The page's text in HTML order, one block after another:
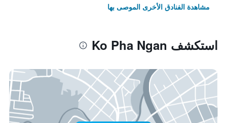
مشاهدة الفنادق الأخرى الموصى بها
استكشف Ko Pha Ngan